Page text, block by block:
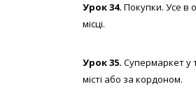
Урок 34. Покупки. Усе в
місці.
Урок 35. Супермаркет у
місті або за кордоном.